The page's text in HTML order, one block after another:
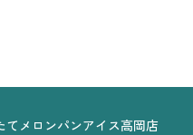
てメロンパンアイス高岡店